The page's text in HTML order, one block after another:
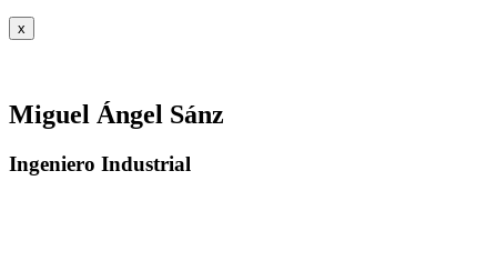
x
Miguel Ángel Sánz
Ingeniero Industrial